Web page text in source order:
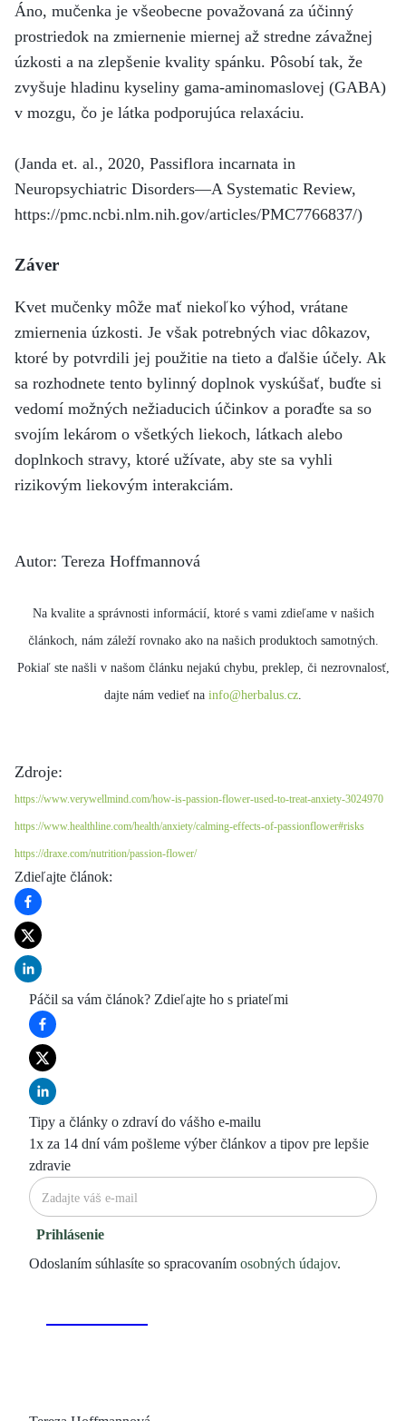
Áno, mučenka je všeobecne považovaná za účinný
prostriedok na zmiernenie miernej až stredne závažnej
úzkosti a na zlepšenie kvality spánku. Pôsobí tak, že
zvyšuje hladinu kyseliny gama-aminomaslovej (GABA)
v mozgu, čo je látka podporujúca relaxáciu.
(Janda et. al., 2020, Passiflora incarnata in
Neuropsychiatric Disorders—A Systematic Review,
https://pmc.ncbi.nlm.nih.gov/articles/PMC7766837/)
Záver
Kvet mučenky môže mať niekoľko výhod, vrátane
zmiernenia úzkosti. Je však potrebných viac dôkazov,
ktoré by potvrdili jej použitie na tieto a ďalšie účely. Ak
sa rozhodnete tento bylinný doplnok vyskúšať, buďte si
vedomí možných nežiaducich účinkov a poraďte sa so
svojím lekárom o všetkých liekoch, látkach alebo
doplnkoch stravy, ktoré užívate, aby ste sa vyhli
rizikovým liekovým interakciám.
Autor: Tereza Hoffmannová
Na kvalite a správnosti informácií, ktoré s vami zdieľame v našich
článkoch, nám záleží rovnako ako na našich produktoch samotných.
Pokiaľ ste našli v našom článku nejakú chybu, preklep, či nezrovnalosť,
dajte nám vedieť na info@herbalus.cz.
Zdroje:
https://www.verywellmind.com/how-is-passion-flower-used-to-treat-anxiety-3024970
https://www.healthline.com/health/anxiety/calming-effects-of-passionflower#risks
https://draxe.com/nutrition/passion-flower/
Zdieľajte článok:
Páčil sa vám článok? Zdieľajte ho s priateľmi
Tipy a články o zdraví do vášho e-mailu
1x za 14 dní vám pošleme výber článkov a tipov pre lepšie
zdravie
Prihlásenie
Odoslaním súhlasíte so spracovaním osobných údajov.